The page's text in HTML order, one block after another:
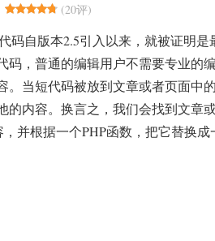
(20评)
码自版本2.5引入以来，就被证明
码，普通的编辑用户不需要专业的
。当短代码被放到文章或者页面中
的内容。换言之，我们会找到文章
并根据一个PHP函数，把它替换